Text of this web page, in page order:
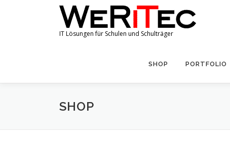
IT Lösungen für Schulen und Schulträger
SHOP PORTFOLIO
SHOP